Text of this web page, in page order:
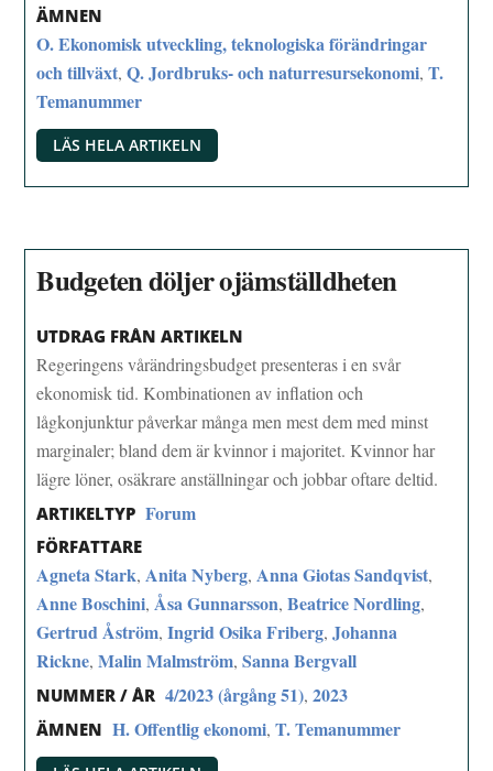
ÄMNEN
O. Ekonomisk utveckling, teknologiska förändringar
och tillväxt,Q. Jordbruks- och naturresursekonomi,T.
Temanummer
LÄS HELA ARTIKELN
Budgeten döljer ojämställdheten
UTDRAG FRÅN ARTIKELN
Regeringens vårändringsbudget pre­senteras i en svår
ekonomisk tid. Kom­binationen av inflation och
lågkonjunktur­ påverkar många men mest dem med minst
marginaler; bland dem är kvin­nor i majoritet. Kvinnor har
lägre löner, osäkrare anställningar och jobbar oftare deltid.
ARTIKELTYP Forum
FÖRFATTARE
Agneta Stark,Anita Nyberg,Anna Giotas Sandqvist,
Anne Boschini,Åsa Gunnarsson,Beatrice Nordling,
Gertrud Åström,Ingrid Osika Friberg,Johanna
Rickne,Malin Malmström,Sanna Bergvall
NUMMER / ÅR 4/2023 (årgång 51),2023
ÄMNEN H. Offentlig ekonomi,T. Temanummer